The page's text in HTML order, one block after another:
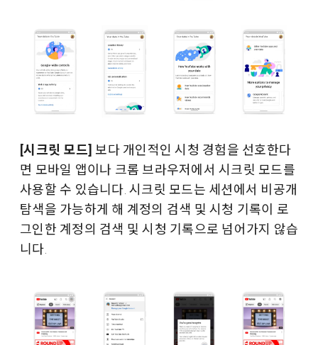
[시크릿 모드] 보다 개인적인 시청 경험을 선호한다
면 모바일 앱이나 크롬 브라우저에서 시크릿 모드를
사용할 수 있습니다. 시크릿 모드는 세션에서 비공개
탐색을 가능하게 해 계정의 검색 및 시청 기록이 로
그인한 계정의 검색 및 시청 기록으로 넘어가지 않습
니다.